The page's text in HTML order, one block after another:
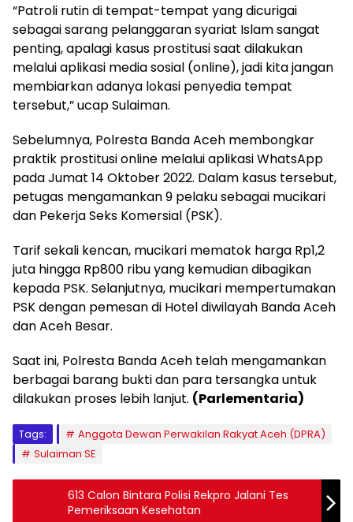
“Patroli rutin di tempat-tempat yang dicurigai
sebagai sarang pelanggaran syariat Islam sangat
penting, apalagi kasus prostitusi saat dilakukan
melalui aplikasi media sosial (online), jadi kita jangan
membiarkan adanya lokasi penyedia tempat
tersebut,” ucap Sulaiman.
Sebelumnya, Polresta Banda Aceh membongkar
praktik prostitusi online melalui aplikasi WhatsApp
pada Jumat 14 Oktober 2022. Dalam kasus tersebut,
petugas mengamankan 9 pelaku sebagai mucikari
dan Pekerja Seks Komersial (PSK).
Tarif sekali kencan, mucikari mematok harga Rp1,2
juta hingga Rp800 ribu yang kemudian dibagikan
kepada PSK. Selanjutnya, mucikari mempertumakan
PSK dengan pemesan di Hotel diwilayah Banda Aceh
dan Aceh Besar.
Saat ini, Polresta Banda Aceh telah mengamankan
berbagai barang bukti dan para tersangka untuk
dilakukan proses lebih lanjut. (Parlementaria)
Tags:
Anggota Dewan Perwakilan Rakyat Aceh (DPRA)
Sulaiman SE
613 Calon Bintara Polisi Rekpro Jalani Tes
Pemeriksaan Kesehatan